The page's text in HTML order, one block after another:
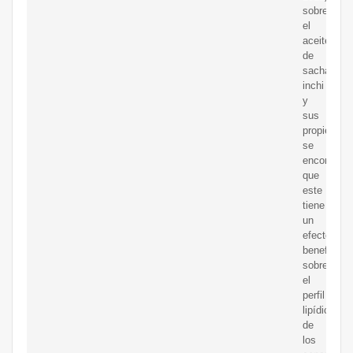
sobre
el
aceite
de
sacha
inchi
y
sus
se
encontró
que
este
tiene
un
efecto
sobre
el
perfil
lipídico
de
los